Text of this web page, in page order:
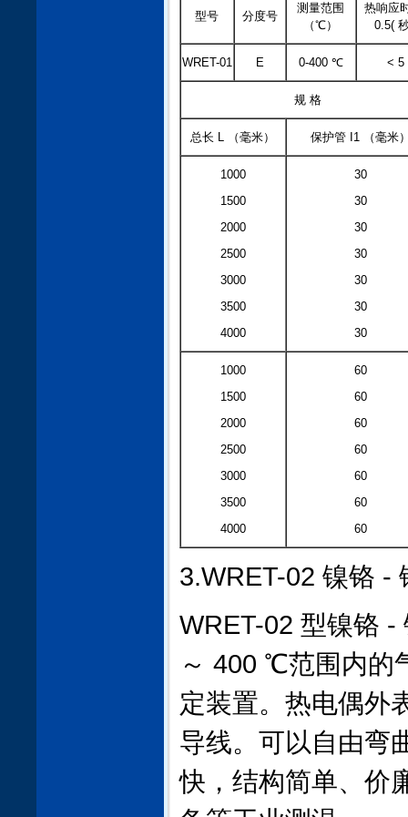
型号 分度号
测量范围
（℃）
热响应
0.5(
WRET-01 E 0-400 ℃ < 5
规 格
总长 L （毫米） 保护管 I1 （毫米
1000
1500
2000
2500
3000
3500
4000
30
30
30
30
30
30
30
1000
1500
2000
2500
3000
3500
4000
60
60
60
60
60
60
60
3.WRET-02 镍铬 -
WRET-02 型镍铬 -
～ 400 ℃范围内的
定装置。热电偶外
导线。可以自由弯
快，结构简单、价